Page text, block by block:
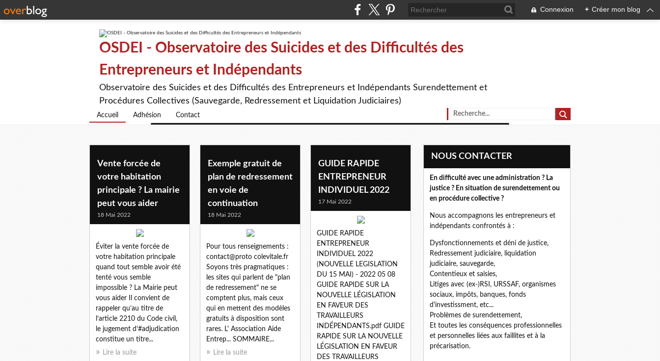
Connexion + Créer mon blog
OSDEI - Observatoire des Suicides et des Difficultés des
Entrepreneurs et Indépendants
Observatoire des Suicides et des Difficultés des Entrepreneurs et Indépendants Surendettement et
Procédures Collectives (Sauvegarde, Redressement et Liquidation Judiciaires)
Accueil Adhésion Contact
Vente forcée de
votre habitation
principale ? La mairie
peut vous aider
18 Mai 2022
Éviter la vente forcée de
votre habitation principale
quand tout semble avoir été
tenté vous semble
impossible ? La Mairie peut
vous aider Il convient de
rappeler qu’au titre de
l’article 2210 du Code civil,
le jugement d’#adjudication
constitue un titre...
Lire la suite
Exemple gratuit de
plan de redressement
en voie de
continuation
18 Mai 2022
Pour tous renseignements :
contact@proto colevitale.fr
Soyons très pragmatiques :
les sites qui parlent de "plan
de redressement" ne se
comptent plus, mais ceux
qui en mettent des modèles
gratuits à disposition sont
rares. L' Association Aide
Entrep... SOMMAIRE...
Lire la suite
GUIDE RAPIDE
ENTREPRENEUR
INDIVIDUEL 2022
17 Mai 2022
GUIDE RAPIDE
ENTREPRENEUR
INDIVIDUEL 2022
(NOUVELLE LEGISLATION
DU 15 MAI) - 2022 05 08
GUIDE RAPIDE SUR LA
NOUVELLE LÉGISLATION
EN FAVEUR DES
TRAVAILLEURS
INDÉPENDANTS.pdf GUIDE
RAPIDE SUR LA NOUVELLE
LÉGISLATION EN FAVEUR
DES TRAVAILLEURS
NOUS CONTACTER
En difficulté avec une administration ? La
justice ? En situation de surendettement ou
en procédure collective ?
Nous accompagnons les entrepreneurs et
indépendants confrontés à :
Dysfonctionnements et déni de justice,
Redressement judiciaire, liquidation
judiciaire, sauvegarde,
Contentieux et saisies,
Litiges avec (ex-)RSI, URSSAF, organismes
sociaux, impôts, banques, fonds
d'investissment, etc...
Problèmes de surendettement,
Et toutes les conséquences professionnelles
et personnelles liées aux faillites et à la
précarisation.